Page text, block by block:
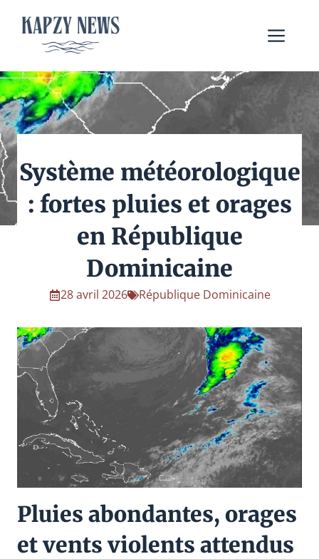
contenu
Système météorologique
: fortes pluies et orages
en République
Dominicaine
28 avril 2026 République Dominicaine
Pluies abondantes, orages
et vents violents attendus